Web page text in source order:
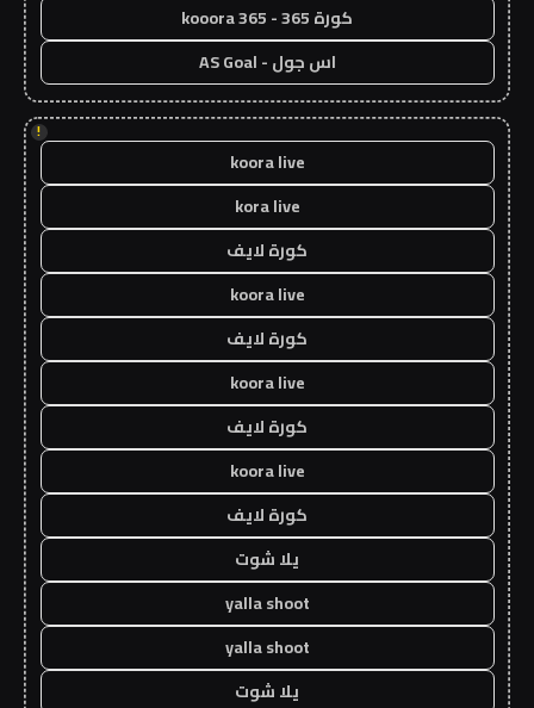
كورة 365 - kooora 365
اس جول - AS Goal
!
koora live
kora live
كورة لايف
koora live
كورة لايف
koora live
كورة لايف
koora live
كورة لايف
يلا شوت
yalla shoot
yalla shoot
يلا شوت